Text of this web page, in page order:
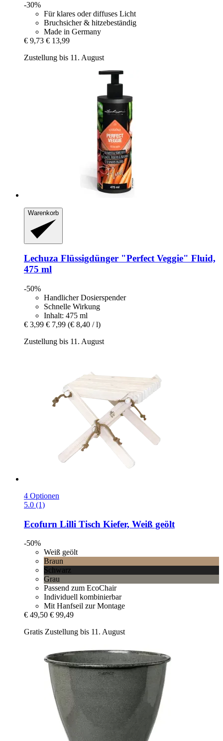
-30%
Für klares oder diffuses Licht
Bruchsicher & hitzebeständig
Made in Germany
€ 9,73 € 13,99
Zustellung bis 11. August
Warenkorb
Lechuza Flüssigdünger "Perfect Veggie" Fluid,
475 ml
-50%
Handlicher Dosierspender
Schnelle Wirkung
Inhalt: 475 ml
€ 3,99 € 7,99 (€ 8,40 / l)
Zustellung bis 11. August
4 Optionen
5.0 (1)
Ecofurn Lilli Tisch Kiefer, Weiß geölt
-50%
Weiß geölt
Braun
Schwarz
Grau
Passend zum EcoChair
Individuell kombinierbar
Mit Hanfseil zur Montage
€ 49,50 € 99,49
Gratis Zustellung bis 11. August